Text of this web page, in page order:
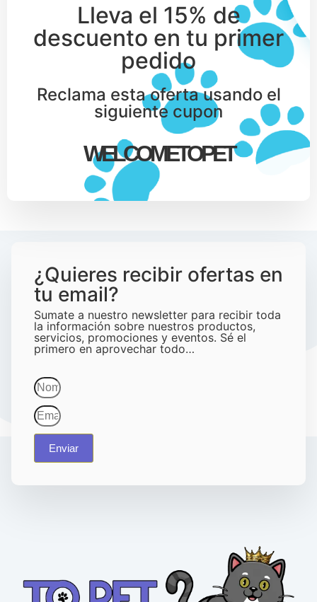
Lleva el 15% de
descuento en tu primer
pedido
Reclama esta oferta usando el
siguiente cupon
WELCOMETOPET
¿Quieres recibir ofertas en
tu email?
Sumate a nuestro newsletter para recibir toda
la información sobre nuestros productos,
servicios, promociones y eventos. Sé el
primero en aprovechar todo…
Enviar